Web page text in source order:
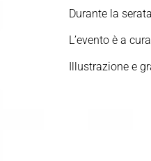
Durante la
L’evento è a
Illustrazione e